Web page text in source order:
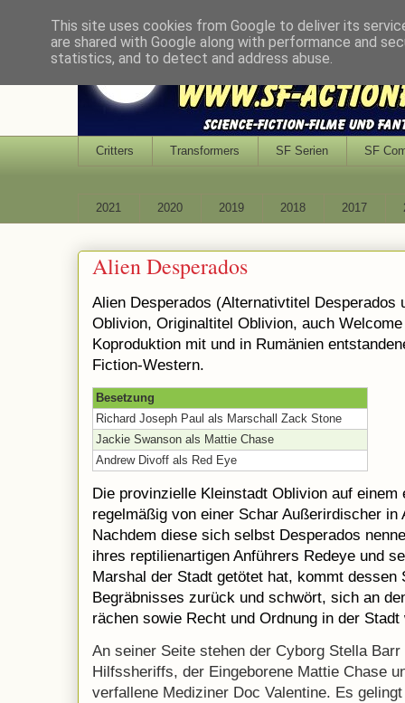
Critters Transformers SF Serien SF
2021 2020 2019 2018 2017
Alien Desperados
Alien Desperados (Alternativtitel Desperados
Oblivion, Originaltitel Oblivion, auch
Koproduktion mit und in Rumänien
Fiction-Western.
Besetzung
Richard Joseph Paul als Marschall Zack Stone
Jackie Swanson als Mattie Chase
Andrew Divoff als Red Eye
Die provinzielle Kleinstadt Oblivion auf einem
regelmäßig von einer Schar Außerirdischer
Nachdem diese sich selbst Desperados
ihres reptilienartigen Anführers Redeye und
Marshal der Stadt getötet hat, kommt
Begräbnisses zurück und schwört, sich an
rächen sowie Recht und Ordnung in der
An seiner Seite stehen der Cyborg Stella
Hilfssheriffs, der Eingeborene Mattie Chase
verfallene Mediziner Doc Valentine. Es
This site uses cookies from Google to deliver its
are shared with Google along with performance and
statistics, and to detect and address abuse.